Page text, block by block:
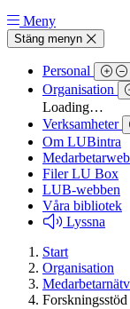
Meny
Stäng menyn
Personal
Organisation
Loading…
Verksamheter
Om LUBintra
Filer LU Box
LUB-webben
Våra bibliotek
Lyssna
Start
Organisation
Forskningsstöd